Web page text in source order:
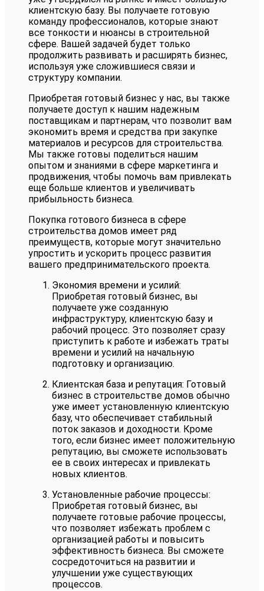
клиентскую базу. Вы получаете готовую
команду профессионалов, которые знают
все тонкости и нюансы в строительной
сфере. Вашей задачей будет только
продолжить развивать и расширять бизнес,
используя уже сложившиеся связи и
структуру компании.
Приобретая готовый бизнес у нас, вы также
получаете доступ к нашим надежным
поставщикам и партнерам, что позволит вам
экономить время и средства при закупке
материалов и ресурсов для строительства.
Мы также готовы поделиться нашим
опытом и знаниями в сфере маркетинга и
продвижения, чтобы помочь вам привлекать
еще больше клиентов и увеличивать
прибыльность бизнеса.
Покупка готового бизнеса в сфере
строительства домов имеет ряд
преимуществ, которые могут значительно
упростить и ускорить процесс развития
вашего предпринимательского проекта.
Экономия времени и усилий:
Приобретая готовый бизнес, вы
получаете уже созданную
инфраструктуру, клиентскую базу и
рабочий процесс. Это позволяет сразу
приступить к работе и избежать траты
времени и усилий на начальную
подготовку и организацию.
Клиентская база и репутация: Готовый
бизнес в строительстве домов обычно
уже имеет установленную клиентскую
базу, что обеспечивает стабильный
поток заказов и доходности. Кроме
того, если бизнес имеет положительную
репутацию, вы сможете использовать
ее в своих интересах и привлекать
новых клиентов.
Установленные рабочие процессы:
Приобретая готовый бизнес, вы
получаете готовые рабочие процессы,
что позволяет избежать проблем с
организацией работы и повысить
эффективность бизнеса. Вы сможете
сосредоточиться на развитии и
улучшении уже существующих
процессов.